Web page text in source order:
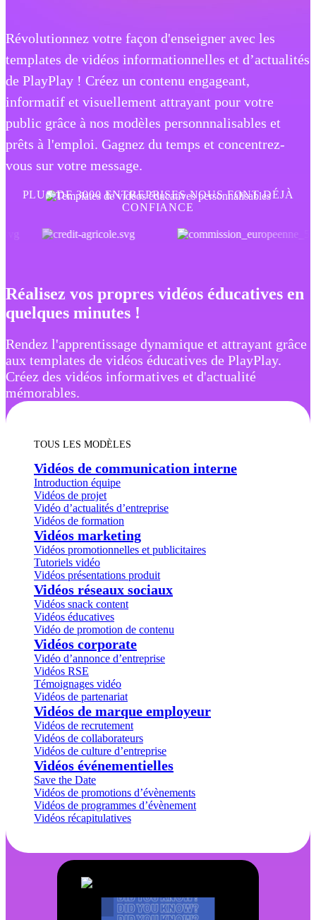
Révolutionnez votre façon d'enseigner avec les
templates de vidéos informationnelles et d’actualités
de PlayPlay ! Créez un contenu engageant,
informatif et visuellement attrayant pour votre
public grâce à nos modèles personnnalisables et
prêts à l'emploi. Gagnez du temps et concentrez-
vous sur votre message.
PLUS DE 3000 ENTREPRISES NOUS FONT DÉJÀ
CONFIANCE
Réalisez vos propres vidéos éducatives en
quelques minutes !
Rendez l'apprentissage dynamique et attrayant grâce
aux templates de vidéos éducatives de PlayPlay.
Créez des vidéos informatives et d'actualité
mémorables.
TOUS LES MODÈLES
Vidéos de communication interne
Introduction équipe
Vidéos de projet
Vidéo d’actualités d’entreprise
Vidéos de formation
Vidéos marketing
Vidéos promotionnelles et publicitaires
Tutoriels vidéo
Vidéos présentations produit
Vidéos réseaux sociaux
Vidéos snack content
Vidéos éducatives
Vidéo de promotion de contenu
Vidéos corporate
Vidéo d’annonce d’entreprise
Vidéos RSE
Témoignages vidéo
Vidéos de partenariat
Vidéos de marque employeur
Vidéos de recrutement
Vidéos de collaborateurs
Vidéos de culture d’entreprise
Vidéos événementielles
Save the Date
Vidéos de promotions d’évènements
Vidéos de programmes d’évènement
Vidéos récapitulatives